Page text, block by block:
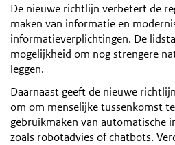
De nieuwe richtlijn verbetert de
maken van informatie en
informatieverplichtingen. De
mogelijkheid om nog strengere
leggen.
Daarnaast geeft de nieuwe
om om menselijke tussenkomst
gebruikmaken van automatische
zoals robotadvies of chatbots.